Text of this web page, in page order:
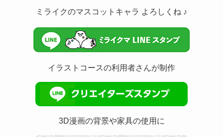
ミライクのマスコットキャラ よろしくね ♪
イラストコースの利用者さんが制作
3D漫画の背景や家具の使用に